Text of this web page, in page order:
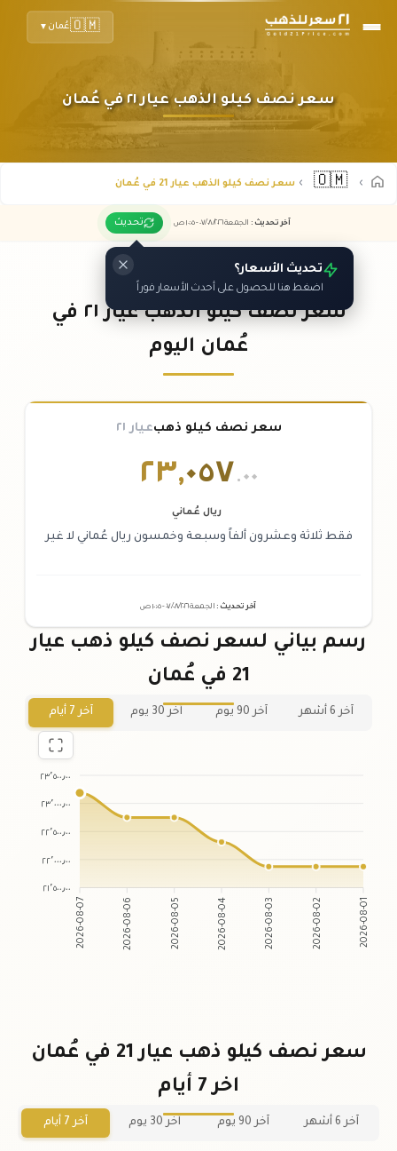
🇴🇲عُمان ▼
سعر نصف كيلو الذهب عيار ٢١ في عُمان
🇴🇲 سعر نصف كيلو الذهب عيار 21 في عُمان
آخر تحديث : الجمعة ٠٧ /٠٨/٢٠٢٦ - ١٠:٠٥ ص تحديث
تحديث الأسعار؟
اضغط هنا للحصول على أحدث الأسعار فوراً
سعر نصف كيلو الذهب عيار ٢١ في
عُمان اليوم
سعر نصف كيلو ذهبعيار ٢١
٢٣,٠٥٧ .٠٠
ريال عُماني
فقط ثلاثة وعشرون ألفاً وسبعة وخمسون ريال عُماني لا غير
آخر تحديث : الجمعة ٠٧ /٠٨/٢٠٢٦ - ١٠:٠٥ ص
رسم بياني لسعر نصف كيلو ذهب عيار
21 في عُمان
آخر 6 أشهر آخر 90 يوم آخر 30 يوم آخر 7 أيام
٢٣٬٥٠٠٫٠٠
٢٣٬٠٠٠٫٠٠
٢٢٬٥٠٠٫٠٠
٢٢٬٠٠٠٫٠٠
٢١٬٥٠٠٫٠٠
2026-08-07 2026-08-06 2026-08-05 2026-08-04 2026-08-03 2026-08-02 2026-08-01
سعر نصف كيلو ذهب عيار 21 في عُمان
اخر 7 أيام
آخر 6 أشهر آخر 90 يوم آخر 30 يوم آخر 7 أيام